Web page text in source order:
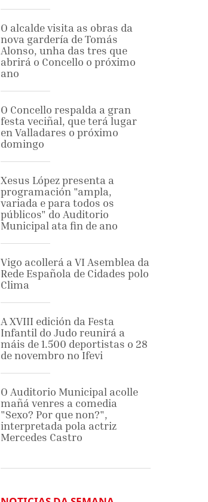
O alcalde visita as obras da
nova gardería de Tomás
Alonso, unha das tres que
abrirá o Concello o próximo
ano
O Concello respalda a gran
festa veciñal, que terá lugar
en Valladares o próximo
domingo
Xesus López presenta a
programación "ampla,
variada e para todos os
públicos" do Auditorio
Municipal ata fin de ano
Vigo acollerá a VI Asemblea da
Rede Española de Cidades polo
Clima
A XVIII edición da Festa
Infantil do Judo reunirá a
máis de 1.500 deportistas o 28
de novembro no Ifevi
O Auditorio Municipal acolle
mañá venres a comedia
"Sexo? Por que non?",
interpretada pola actriz
Mercedes Castro